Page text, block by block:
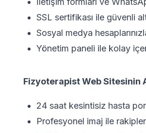
SSL sertifikası ile güvenli
Sosyal medya
Yönetim paneli ile kolay
Fizyoterapist Web Sitesinin
24 saat kesintisiz hasta
Profesyonel imaj ile